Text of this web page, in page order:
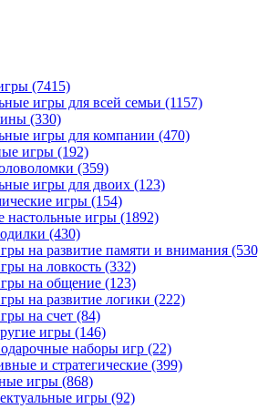
(7415)
игры для всей семьи (1157)
(330)
игры для компании (470)
игры (192)
(359)
игры для двоих (123)
игры (154)
настольные игры (1892)
(430)
на развитие памяти и внимания
на ловкость (332)
на общение (123)
на развитие логики (222)
на счет (84)
игры (146)
наборы игр (22)
и стратегические (399)
игры (868)
игры (92)